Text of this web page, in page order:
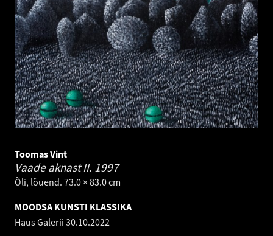
Toomas Vint
Vaade aknast II. 1997
Õli, lõuend. 73.0 × 83.0 cm
MOODSA KUNSTI KLASSIKA
Haus Galerii 30.10.2022